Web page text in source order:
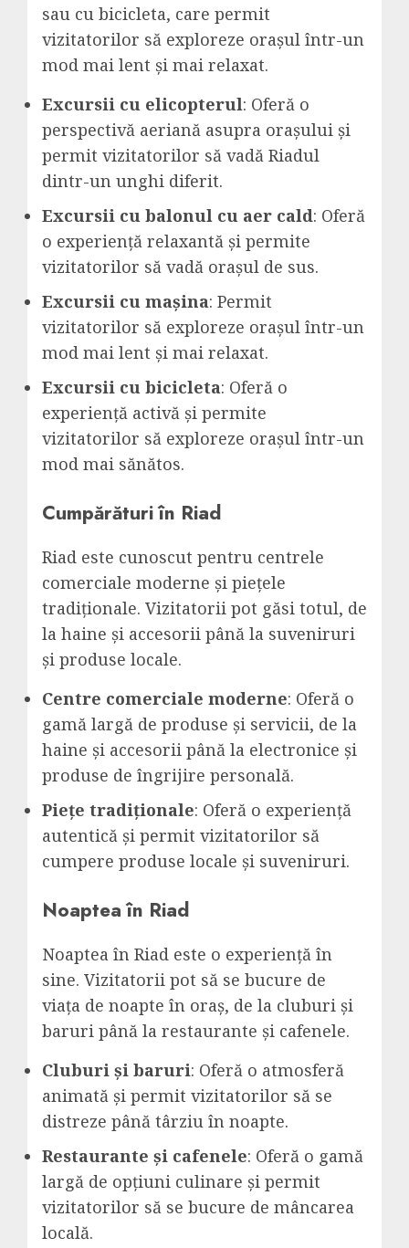
sau cu bicicleta, care permit
vizitatorilor să exploreze orașul într-un
mod mai lent și mai relaxat.
Excursii cu elicopterul: Oferă o
perspectivă aeriană asupra orașului și
permit vizitatorilor să vadă Riadul
dintr-un unghi diferit.
Excursii cu balonul cu aer cald: Oferă
o experiență relaxantă și permite
vizitatorilor să vadă orașul de sus.
Excursii cu mașina: Permit
vizitatorilor să exploreze orașul într-un
mod mai lent și mai relaxat.
Excursii cu bicicleta: Oferă o
experiență activă și permite
vizitatorilor să exploreze orașul într-un
mod mai sănătos.
Cumpărături în Riad
Riad este cunoscut pentru centrele
comerciale moderne și piețele
tradiționale. Vizitatorii pot găsi totul, de
la haine și accesorii până la suveniruri
și produse locale.
Centre comerciale moderne: Oferă o
gamă largă de produse și servicii, de la
haine și accesorii până la electronice și
produse de îngrijire personală.
Piețe tradiționale: Oferă o experiență
autentică și permit vizitatorilor să
cumpere produse locale și suveniruri.
Noaptea în Riad
Noaptea în Riad este o experiență în
sine. Vizitatorii pot să se bucure de
viața de noapte în oraș, de la cluburi și
baruri până la restaurante și cafenele.
Cluburi și baruri: Oferă o atmosferă
animată și permit vizitatorilor să se
distreze până târziu în noapte.
Restaurante și cafenele: Oferă o gamă
largă de opțiuni culinare și permit
vizitatorilor să se bucure de mâncarea
locală.